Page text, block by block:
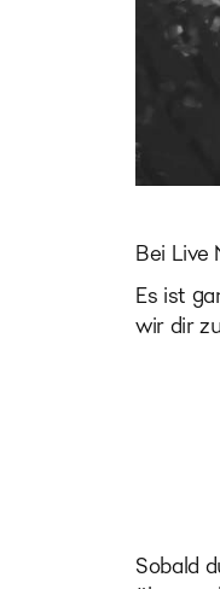
Bei Live
Es ist
wir dir
Sobald